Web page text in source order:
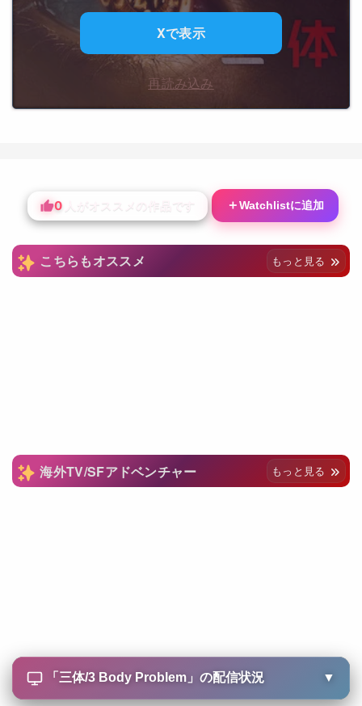
Xで表示
再読み込み
0 人がオススメの作品です ＋Watchlistに追加
こちらもオススメ もっと見る
海外TV/SFアドベンチャー もっと見る
「 三体/3 Body Problem」の配信状況 ▼